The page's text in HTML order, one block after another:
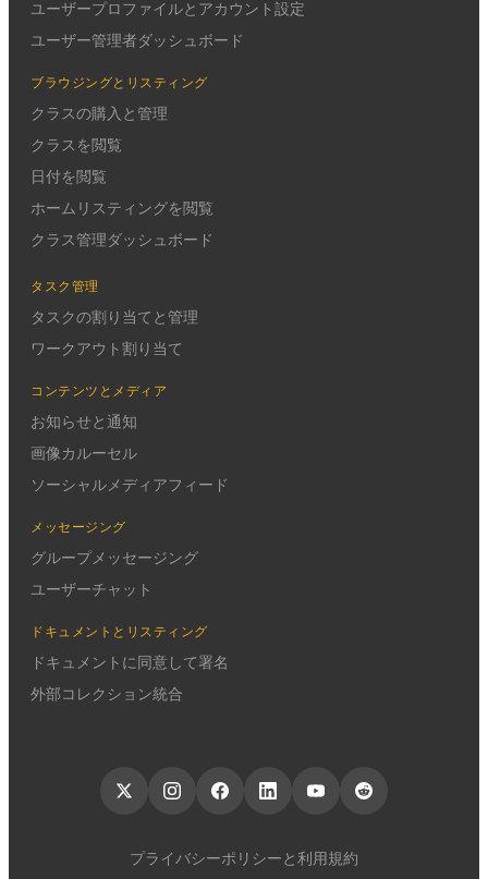
ユーザープロファイルとアカウント設定
ユーザー管理者ダッシュボード
ブラウジングとリスティング
クラスの購入と管理
クラスを閲覧
日付を閲覧
ホームリスティングを閲覧
クラス管理ダッシュボード
タスク管理
タスクの割り当てと管理
ワークアウト割り当て
コンテンツとメディア
お知らせと通知
画像カルーセル
ソーシャルメディアフィード
メッセージング
グループメッセージング
ユーザーチャット
ドキュメントとリスティング
ドキュメントに同意して署名
外部コレクション統合
プライバシーポリシーと利用規約